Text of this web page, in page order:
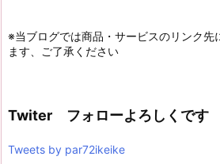
※当ブログでは商品・サービスのリンク先
ます、ご了承ください
Twiter フォローよろしくです
Tweets by par72ikeike